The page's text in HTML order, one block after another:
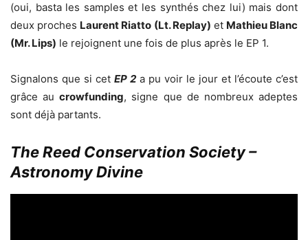
(oui, basta les samples et les synthés chez lui) mais dont
deux proches Laurent Riatto (Lt. Replay) et Mathieu Blanc
(Mr. Lips) le rejoignent une fois de plus après le EP 1.
Signalons que si cet EP 2 a pu voir le jour et l’écoute c’est
grâce aucrowfunding, signe que de nombreux adeptes
sont déjà partants.
The Reed Conservation Society –
Astronomy Divine